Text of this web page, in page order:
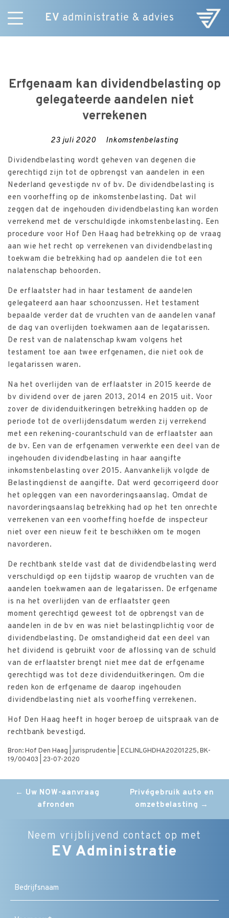
EV administratie & advies
Skip
Nieuws
Vacatures
Erfgenaam kan dividendbelasting op
gelegateerde aandelen niet
verrekenen
23 juli 2020 Inkomstenbelasting
Dividendbelasting wordt geheven van degenen die
gerechtigd zijn tot de opbrengst van aandelen in een
Nederland gevestigde nv of bv. De dividendbelasting is
een voorheffing op de inkomstenbelasting. Dat wil
zeggen dat de ingehouden dividendbelasting kan worden
verrekend met de verschuldigde inkomstenbelasting. Een
procedure voor Hof Den Haag had betrekking op de vraag
aan wie het recht op verrekenen van dividendbelasting
toekwam die betrekking had op aandelen die tot een
nalatenschap behoorden.
De erflaatster had in haar testament de aandelen
gelegateerd aan haar schoonzussen. Het testament
bepaalde verder dat de vruchten van de aandelen vanaf
de dag van overlijden toekwamen aan de legatarissen.
De rest van de nalatenschap kwam volgens het
testament toe aan twee erfgenamen, die niet ook de
legatarissen waren.
Na het overlijden van de erflaatster in 2015 keerde de
bv dividend over de jaren 2013, 2014 en 2015 uit. Voor
zover de dividenduitkeringen betrekking hadden op de
periode tot de overlijdensdatum werden zij verrekend
met een rekening-courantschuld van de erflaatster aan
de bv. Een van de erfgenamen verwerkte een deel van de
ingehouden dividendbelasting in haar aangifte
inkomstenbelasting over 2015. Aanvankelijk volgde de
Belastingdienst de aangifte. Dat werd gecorrigeerd door
het opleggen van een navorderingsaanslag. Omdat de
navorderingsaanslag betrekking had op het ten onrechte
verrekenen van een voorheffing hoefde de inspecteur
niet over een nieuw feit te beschikken om te mogen
navorderen.
De rechtbank stelde vast dat de dividendbelasting werd
verschuldigd op een tijdstip waarop de vruchten van de
aandelen toekwamen aan de legatarissen. De erfgename
is na het overlijden van de erflaatster geen
moment gerechtigd geweest tot de opbrengst van de
aandelen in de bv en was niet belastingplichtig voor de
dividendbelasting. De omstandigheid dat een deel van
het dividend is gebruikt voor de aflossing van de schuld
van de erflaatster brengt niet mee dat de erfgename
gerechtigd was tot deze dividenduitkeringen. Om die
reden kon de erfgename de daarop ingehouden
dividendbelasting niet als voorheffing verrekenen.
Hof Den Haag heeft in hoger beroep de uitspraak van de
rechtbank bevestigd.
Bron: Hof Den Haag | jurisprudentie | ECLINLGHDHA20201225, BK-
19/00403 | 23-07-2020
Post
navigation
← Uw NOW-aanvraag
afronden
Privégebruik auto en
omzetbelasting →
Neem vrijblijvend contact op met
EV Administratie